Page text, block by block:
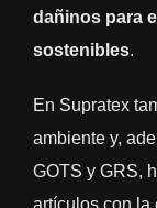
dañinos para
sostenibles.
En Supratex
ambiente y,
GOTS y GRS,
artículos con la